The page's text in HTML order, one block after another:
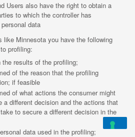
Users also have the right to obtain a
to which the controller has
data
Minnesota you have the following
profiling:
results of the profiling;
of the reason that the profiling
if feasible
of what actions the consumer might
a different decision and the actions that
to secure a different decision in the
data used in the profiling;